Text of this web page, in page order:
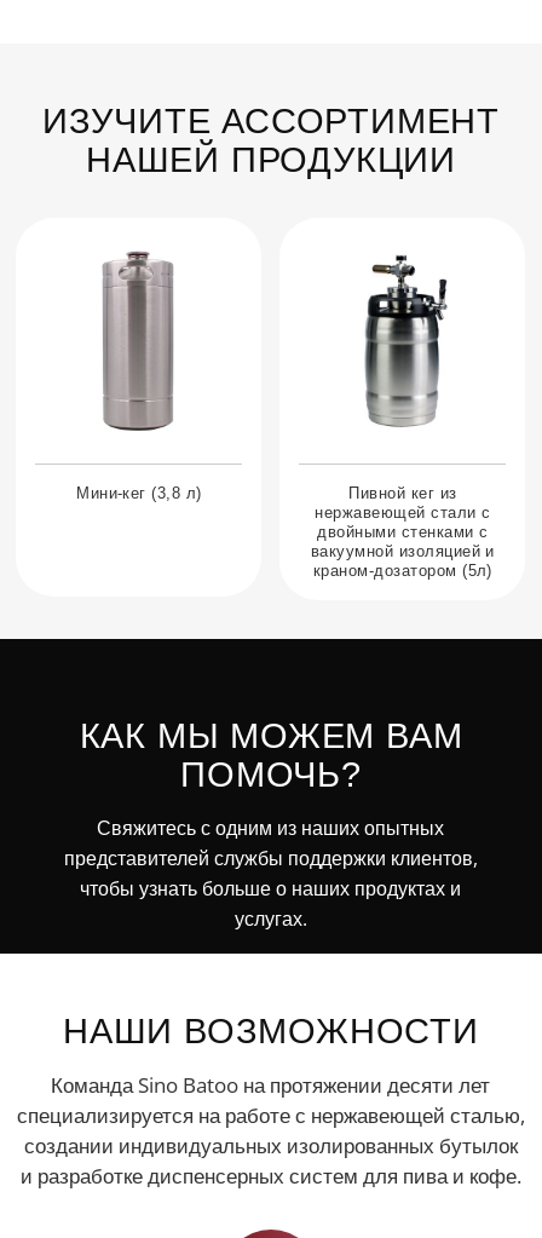
ИЗУЧИТЕ АССОРТИМЕНТ
НАШЕЙ ПРОДУКЦИИ
Мини-кег (3,8 л)
Пивной кег из
нержавеющей стали с
двойными стенками с
вакуумной изоляцией и
краном-дозатором (5л)
КАК МЫ МОЖЕМ ВАМ
ПОМОЧЬ?
Свяжитесь с одним из наших опытных
представителей службы поддержки клиентов,
чтобы узнать больше о наших продуктах и
услугах.
НАШИ ВОЗМОЖНОСТИ
Команда Sino Batoo на протяжении десяти лет
специализируется на работе с нержавеющей сталью,
создании индивидуальных изолированных бутылок
и разработке диспенсерных систем для пива и кофе.